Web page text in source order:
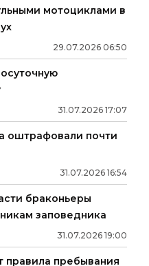
мотоциклами в
29.07.2026 06:50
31.07.2026 17:07
оштрафовали почти
31.07.2026 16:54
браконьеры
заповедника
31.07.2026 19:00
правила пребывания